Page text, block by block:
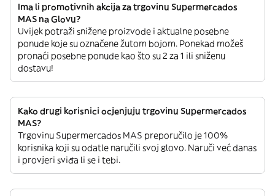
Ima li promotivnih akcija za trgovinu Supermercados
MAS na Glovu?
Uvijek potraži snižene proizvode i aktualne posebne
ponude koje su označene žutom bojom. Ponekad možeš
pronaći posebne ponude kao što su 2 za 1 ili sniženu
dostavu!
Kako drugi korisnici ocjenjuju trgovinu Supermercados
MAS?
Trgovinu Supermercados MAS preporučilo je 100%
korisnika koji su odatle naručili svoj glovo. Naruči već danas
i provjeri sviđa li se i tebi.